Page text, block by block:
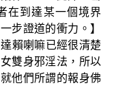
在到達某一個境界
步證道的衝力。】
賴喇嘛已經很清楚
雙身邪淫法，所以
他們所謂的報身佛